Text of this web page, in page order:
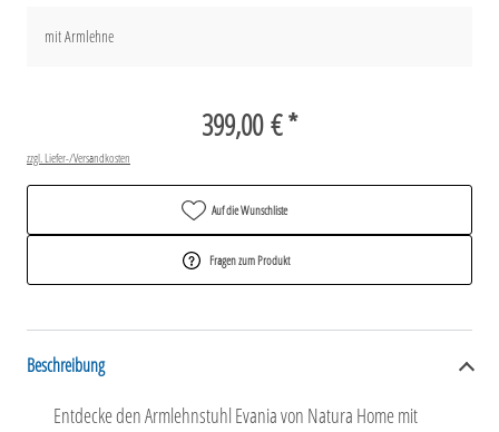
mit Armlehne
399,00 € *
zzgl. Liefer-/Versandkosten
Auf die Wunschliste
Fragen zum Produkt
Beschreibung
Entdecke den Armlehnstuhl Evania von Natura Home mit